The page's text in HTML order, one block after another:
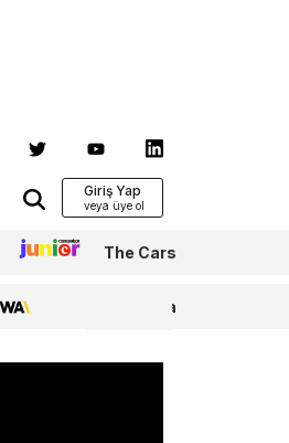
Giriş Yap
Junior The Cars
WPP Media